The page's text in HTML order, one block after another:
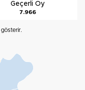
Geçerli Oy
7.966
gösterir.